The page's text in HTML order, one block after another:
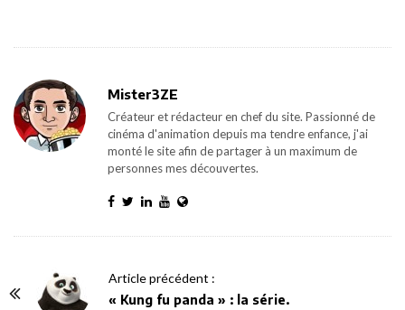
Mister3ZE
Créateur et rédacteur en chef du site. Passionné de
cinéma d'animation depuis ma tendre enfance, j'ai
monté le site afin de partager à un maximum de
personnes mes découvertes.
Article précédent :
« Kung fu panda » : la série.